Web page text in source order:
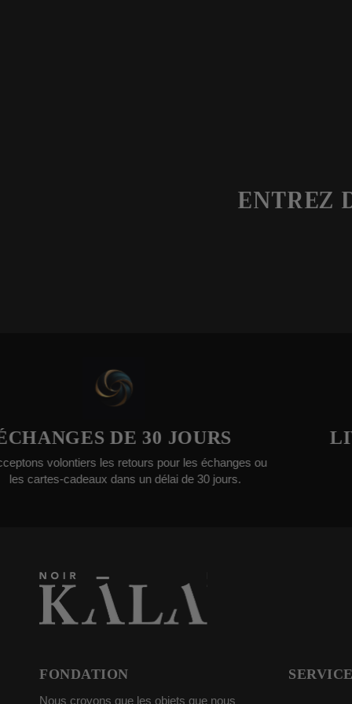
ENTREZ
DE 30 JOURS
les retours pour les échanges ou
cadeaux dans un délai de 30 jours.
FONDATION
Nous croyons que les objets que nous